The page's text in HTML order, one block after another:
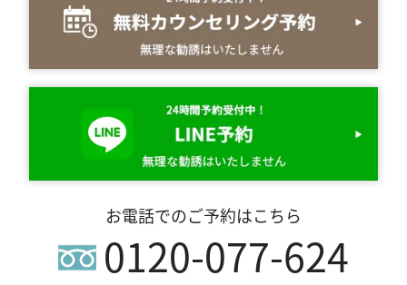
お電話でのご予約はこちら
0120-077-624